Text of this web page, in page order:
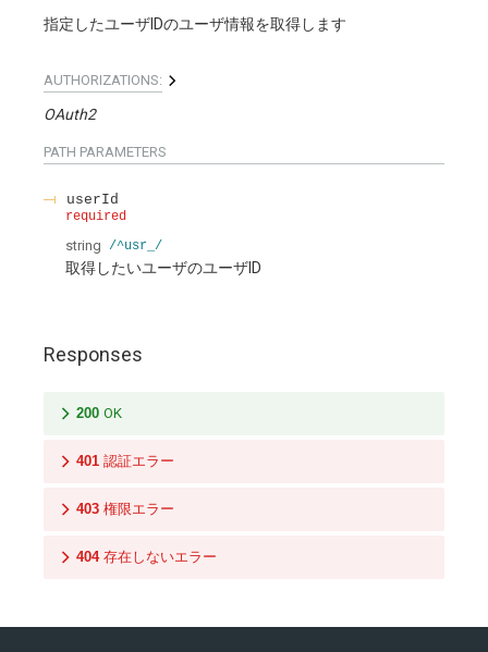
指定したユーザIDのユーザ情報を取得します
AUTHORIZATIONS:
OAuth2
PATH PARAMETERS
userId
required
string /^usr_/
取得したいユーザのユーザID
Responses
200 OK
401 認証エラー
403 権限エラー
404 存在しないエラー